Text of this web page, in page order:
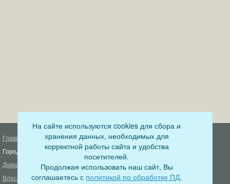
Главная
Город
Дума
Власть
Деятельность прокуратуры
Муниципальный контроль
Меры пожарной безопасности
Муниципальные закупки
На сайте используются cookies для сбора и
хранения данных, необходимых для
корректной работы сайта и удобства
посетителей.
Продолжая использовать наш сайт, Вы
соглашаетесь с политикой по обработке ПД.